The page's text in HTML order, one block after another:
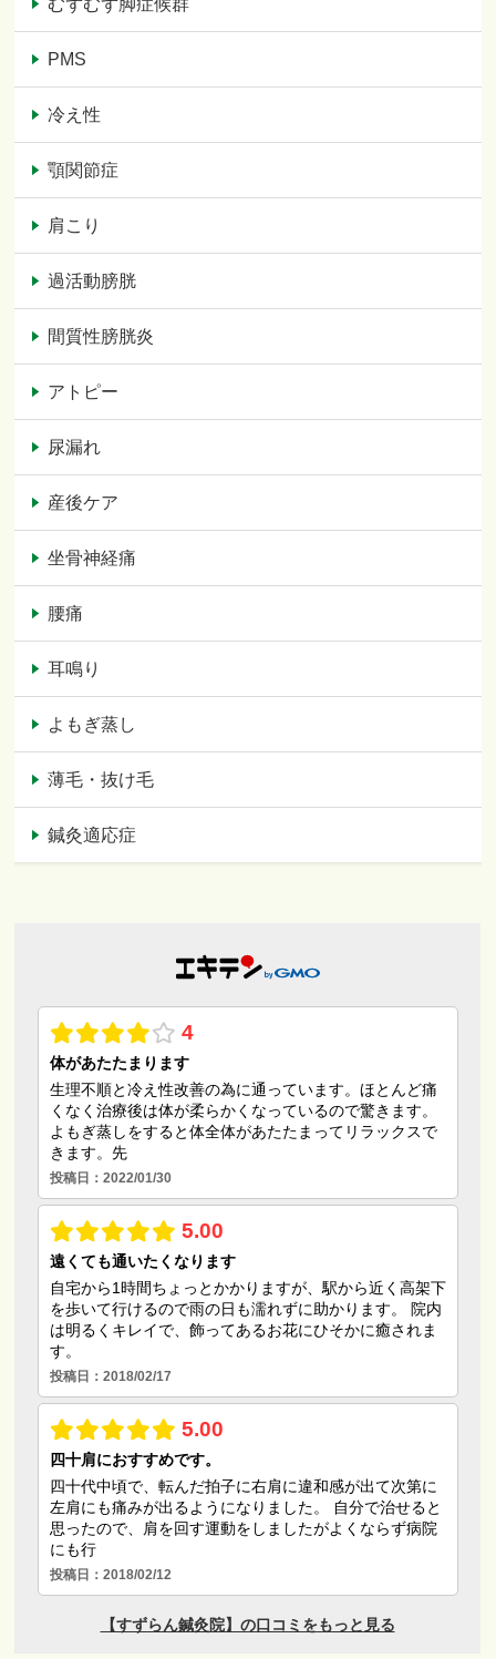
むずむず脚症候群
PMS
冷え性
顎関節症
肩こり
過活動膀胱
間質性膀胱炎
アトピー
尿漏れ
産後ケア
坐骨神経痛
腰痛
耳鳴り
よもぎ蒸し
薄毛・抜け毛
鍼灸適応症